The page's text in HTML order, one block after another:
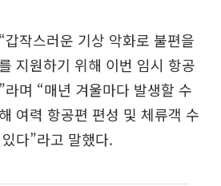
작스러운 기상 악화로 불편을
지원하기 위해 이번 임시 항공
며 “매년 겨울마다 발생할 수
여력 항공편 편성 및 체류객 수
다”라고 말했다.